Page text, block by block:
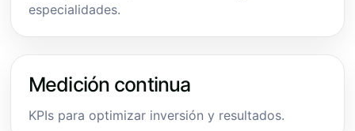
especialidades.
Medición continua
KPIs para optimizar inversión y resultados.